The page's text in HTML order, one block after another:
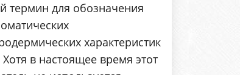
термин для обозначения
характеристик
в настоящее время этот